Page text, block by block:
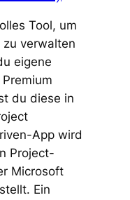
Tool, um
verwalten
eigene
du diese in
App wird
Project-
Microsoft
Ein